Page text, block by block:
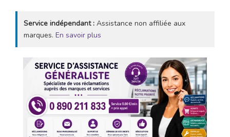
Service indépendant : Assistance non affiliée aux
marques. En savoir plus